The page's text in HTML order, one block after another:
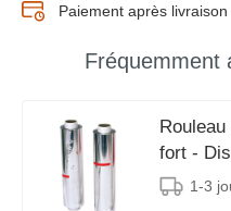
Paiement après livraison
Fréquemment
fort -
1501-3